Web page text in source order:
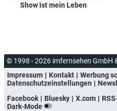
Show ist mein Leben
© 1998 - 2026 imfernsehen GmbH
Impressum
Kontakt Werbung
Datenschutzeinstellungen
Facebook
Bluesky X.com
Dark-Mode